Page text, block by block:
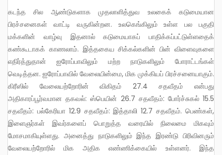
கடந்த சில ஆண்டுகளாக முதலாளித்துவ உலகைக் கடுமையான
பிரச்சனைகள் வாட்டி வருகின்றன. உலகெங்கிலும் உள்ள பல பகுதி
மக்களின் வாழ்வு இதனால் கடுமையாகப் பாதிக்கப்பட்டுள்ளதைக்
கண்கூடாகக் காணலாம். இத்தகைய சிக்கல்களின் பின் விளைவுகளை
எதிர்த்துதான் ஐரோப்பாவிலும் மற்ற நாடுகளிலும் போராட்டங்கள்
வெடித்தன. ஐரோப்பாவில் வேலையின்மை, மிக முக்கியப் பிரச்சனையாகும்.
கிரீஸில் வேலையற்றோரின் விகிதம் 27.4 சதவீதம் என்பது
அதிகாரப்பூர்வமான தகவல்: ஸ்பெயின் 26.7 சதவீதம்: போர்ச்சுகல் 15.5
சதவீதம்: பல்கேரியா 12.9 சதவீதம்: இத்தாலி 12.7 சதவீதம். பெண்கள்,
இளைஞர்கள் இவர்களைப் பொறுத்த வரையில் நிலைமை மிகவும்
மோசமாகியுள்ளது. அனைத்து நாடுகளிலும் இந்த இரண்டு பிரிவினரும்
வேலையற்றோரில் மிக அதிக எண்ணிக்கையில் உள்ளனர். இந்த